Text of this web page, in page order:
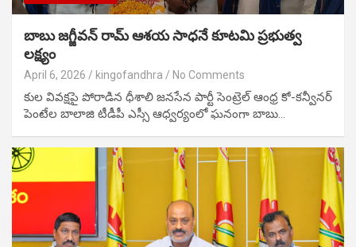
బాబు జగ్జీవన్ రామ్ ఆశయ సాధనే కూటమి ప్రభుత్వ
లక్ష్యం
April 6, 2026 kingofandhra No Comments
కుల వివక్షపై పోరాడిన ధీశాలి జ‌న‌సేన పార్టీ సెంట్రెల్ ఆంధ్ర కో-క‌న్వీన‌ర్
పెంటేల బాలాజి టీడీపీ ఎస్సీ ఆధ్వ‌ర్యంలో ఘనంగా బాబు…